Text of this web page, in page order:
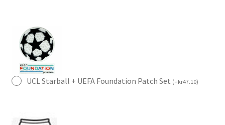
UCL Starball + UEFA Foundation Patch Set (+kr47.10)